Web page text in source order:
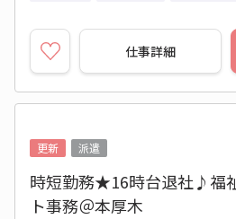
仕事詳細
更新
派遣
時短勤務★16時台退社♪福
ト事務＠本厚木